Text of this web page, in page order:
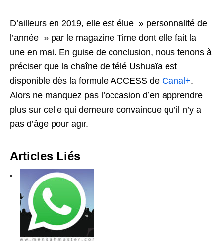
D’ailleurs en 2019, elle est élue » personnalité de
l’année » par le magazine Time dont elle fait la
une en mai. En guise de conclusion, nous tenons à
préciser que la chaîne de télé Ushuaïa est
disponible dès la formule ACCESS de Canal+.
Alors ne manquez pas l’occasion d’en apprendre
plus sur celle qui demeure convaincue qu’il n’y a
pas d’âge pour agir.
Articles Liés